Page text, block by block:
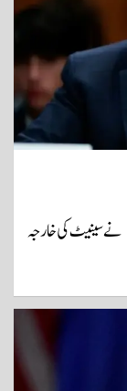
واشنگٹن میں امریکی وزیر خارجہ Marco Rubio نے سینیٹ کی خارجہ